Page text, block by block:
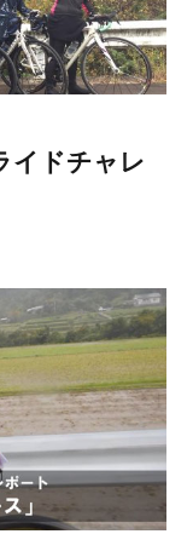
イドチャレ